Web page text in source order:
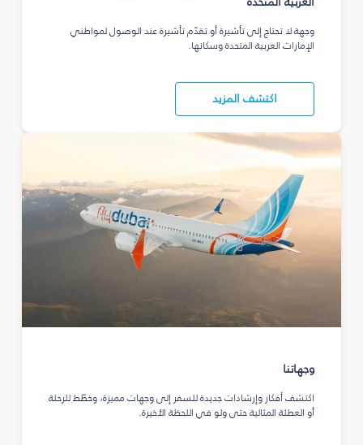
وجهة لا تحتاج إلى تأشيرة أو تقدّم تأشيرة عند الوصول لمواطني
الإمارات العربية المتحدة وسكانها.
اكتشف المزيد
وجهاتنا
اكتشف أفكار وإرشادات جديدة للسفر إلى وجهات مميزة، وخطّط للرحلة
أو العطلة المثالية حتى ولو في اللحظة الأخيرة.